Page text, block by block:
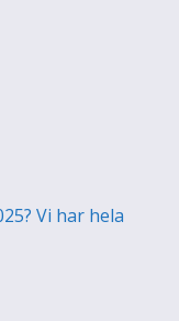
Vi har hela